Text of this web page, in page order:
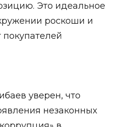
Это идеальное
роскоши и
покупателей
уверен, что
незаконных